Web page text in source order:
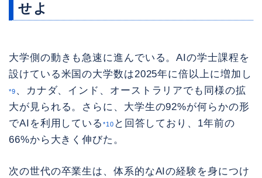
せよ
大学側の動きも急速に進んでいる。AIの学士課程を
設けている米国の大学数は2025年に倍以上に増加し
*9 、カナダ、インド、オーストラリアでも同様の拡
大が見られる。さらに、大学生の92%が何らかの形
でAIを利用している *10 と回答しており、1年前の
66%から大きく伸びた。
次の世代の卒業生は、体系的なAIの経験を身につけ